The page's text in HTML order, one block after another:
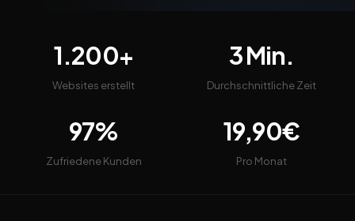
1.200+
Websites erstellt
3 Min.
Durchschnittliche Zeit
97%
Zufriedene Kunden
19,90€
Pro Monat